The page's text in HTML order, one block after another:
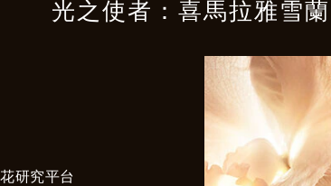
光之使者：喜馬拉雅雪蘭
研究平台